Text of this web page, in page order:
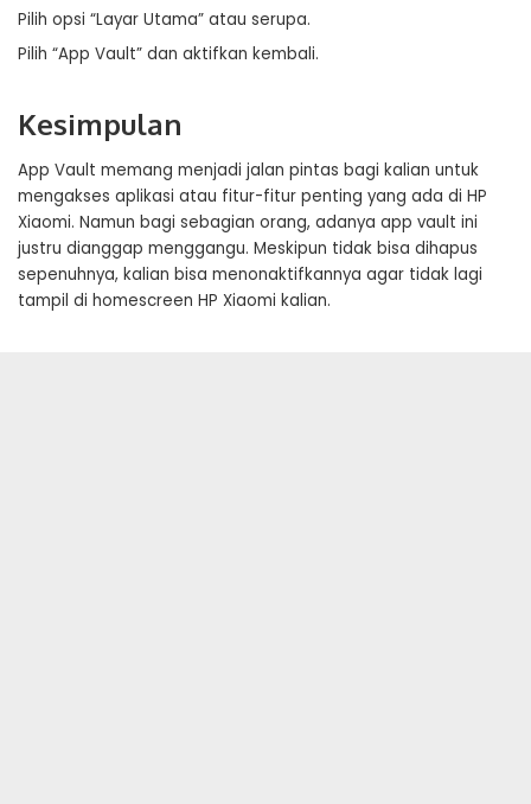
Pilih opsi “Layar Utama” atau serupa.
Pilih “App Vault” dan aktifkan kembali.
Kesimpulan
App Vault memang menjadi jalan pintas bagi kalian untuk
mengakses aplikasi atau fitur-fitur penting yang ada di HP
Xiaomi. Namun bagi sebagian orang, adanya app vault ini
justru dianggap menggangu. Meskipun tidak bisa dihapus
sepenuhnya, kalian bisa menonaktifkannya agar tidak lagi
tampil di homescreen HP Xiaomi kalian.